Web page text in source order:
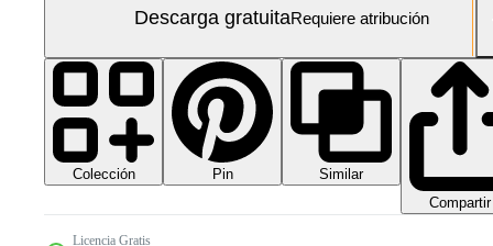
Descarga gratuitaRequiere atribución
Colección Pin
Similar
Compartir
Licencia Gratis